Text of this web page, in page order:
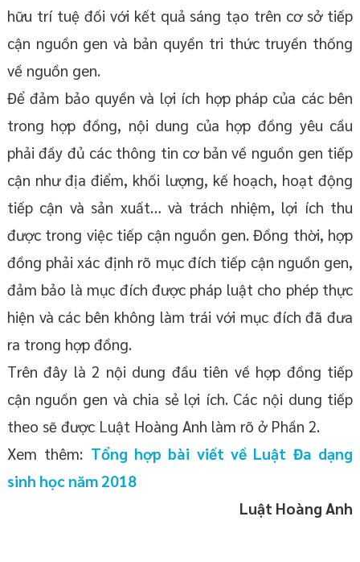
hữu trí tuệ đối với kết quả sáng tạo trên cơ sở tiếp
cận nguồn gen và bản quyền tri thức truyền thống
về nguồn gen.
Để đảm bảo quyền và lợi ích hợp pháp của các bên
trong hợp đồng, nội dung của hợp đồng yêu cầu
phải đầy đủ các thông tin cơ bản về nguồn gen tiếp
cận như địa điểm, khối lượng, kế hoạch, hoạt động
tiếp cận và sản xuất… và trách nhiệm, lợi ích thu
được trong việc tiếp cận nguồn gen. Đồng thời, hợp
đồng phải xác định rõ mục đích tiếp cận nguồn gen,
đảm bảo là mục đích được pháp luật cho phép thực
hiện và các bên không làm trái với mục đích đã đưa
ra trong hợp đồng.
Trên đây là 2 nội dung đầu tiên về hợp đồng tiếp
cận nguồn gen và chia sẻ lợi ích. Các nội dung tiếp
theo sẽ được Luật Hoàng Anh làm rõ ở Phần 2.
Xem thêm: Tổng hợp bài viết về Luật Đa dạng
sinh học năm 2018
Luật Hoàng Anh